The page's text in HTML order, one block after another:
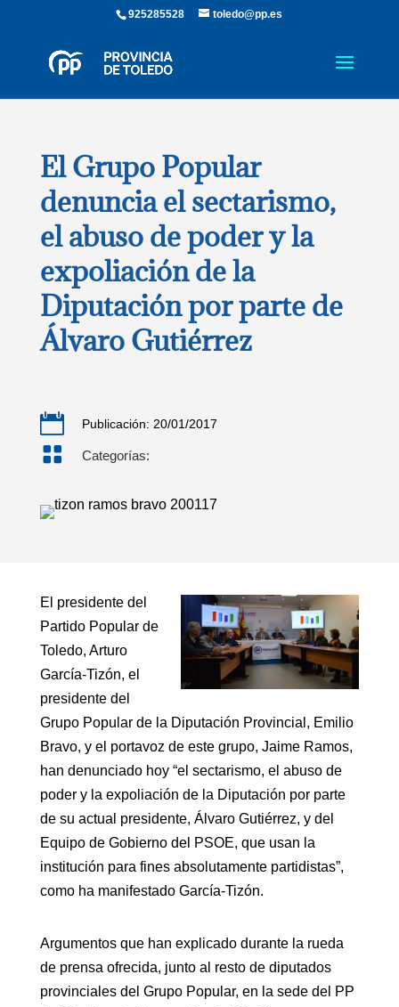
925285528 toledo@pp.es
El Grupo Popular
denuncia el sectarismo,
el abuso de poder y la
expoliación de la
Diputación por parte de
Álvaro Gutiérrez
 Publicación: 20/01/2017
 Categorías:
El presidente del
Partido Popular de
Toledo, Arturo
García-Tizón, el
presidente del
Grupo Popular de la Diputación Provincial, Emilio
Bravo, y el portavoz de este grupo, Jaime Ramos,
han denunciado hoy “el sectarismo, el abuso de
poder y la expoliación de la Diputación por parte
de su actual presidente, Álvaro Gutiérrez, y del
Equipo de Gobierno del PSOE, que usan la
institución para fines absolutamente partidistas”,
como ha manifestado García-Tizón.
Argumentos que han explicado durante la rueda
de prensa ofrecida, junto al resto de diputados
provinciales del Grupo Popular, en la sede del PP